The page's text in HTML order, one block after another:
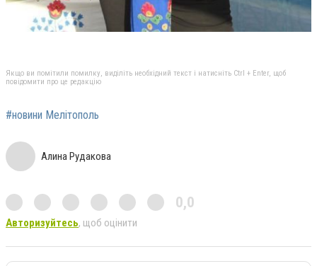
Якщо ви помітили помилку, виділіть необхідний текст і натисніть Ctrl + Enter, щоб
повідомити про це редакцію
#новини Мелітополь
Алина Рудакова
0,0
Авторизуйтесь, щоб оцінити